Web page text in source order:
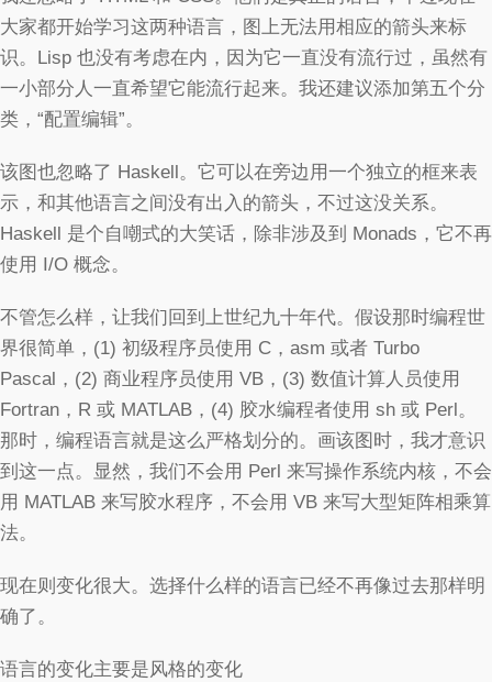
大家都开始学习这两种语言，图上无法用相应的箭头来标
识。Lisp 也没有考虑在内，因为它一直没有流行过，虽然有
一小部分人一直希望它能流行起来。我还建议添加第五个分
类，“配置编辑”。
该图也忽略了 Haskell。它可以在旁边用一个独立的框来表
示，和其他语言之间没有出入的箭头，不过这没关系。
Haskell 是个自嘲式的大笑话，除非涉及到 Monads，它不再
使用 I/O 概念。
不管怎么样，让我们回到上世纪九十年代。假设那时编程世
界很简单，(1) 初级程序员使用 C，asm 或者 Turbo
Pascal，(2) 商业程序员使用 VB，(3) 数值计算人员使用
Fortran，R 或 MATLAB，(4) 胶水编程者使用 sh 或 Perl。
那时，编程语言就是这么严格划分的。画该图时，我才意识
到这一点。显然，我们不会用 Perl 来写操作系统内核，不会
用 MATLAB 来写胶水程序，不会用 VB 来写大型矩阵相乘算
法。
现在则变化很大。选择什么样的语言已经不再像过去那样明
确了。
语言的变化主要是风格的变化